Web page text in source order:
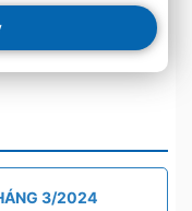
3/2024